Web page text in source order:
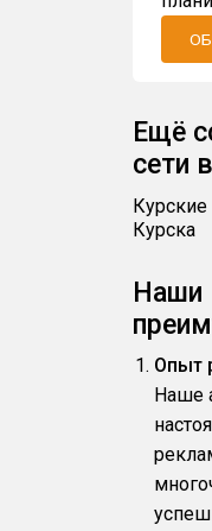
Ещё
сети
Курска
Наши
Опыт
Наше